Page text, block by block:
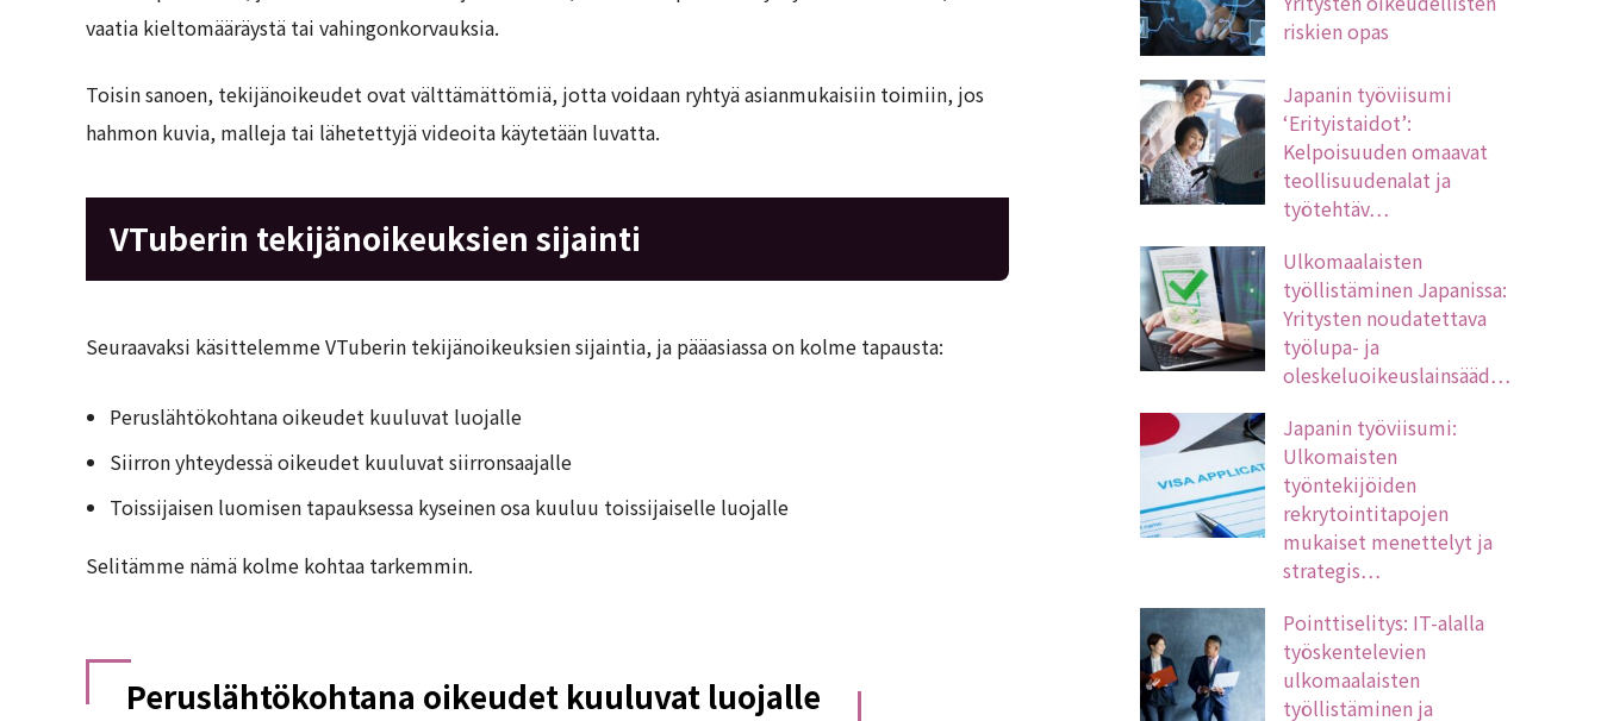
vaatia kieltomääräystä tai vahingonkorvauksia.
Toisin sanoen, tekijänoikeudet ovat välttämättömiä, jotta voidaan ryhtyä asianmukaisiin toimiin, jos
hahmon kuvia, malleja tai lähetettyjä videoita käytetään luvatta.
VTuberin tekijänoikeuksien sijainti
Seuraavaksi käsittelemme VTuberin tekijänoikeuksien sijaintia, ja pääasiassa on kolme tapausta:
Peruslähtökohtana oikeudet kuuluvat luojalle
Siirron yhteydessä oikeudet kuuluvat siirronsaajalle
Toissijaisen luomisen tapauksessa kyseinen osa kuuluu toissijaiselle luojalle
Selitämme nämä kolme kohtaa tarkemmin.
Peruslähtökohtana oikeudet kuuluvat luojalle
riskien opas
Japanin työviisumi
‘Erityistaidot’:
Kelpoisuuden omaavat
teollisuudenalat ja
työtehtäv…
Ulkomaalaisten
työllistäminen Japanissa:
Yritysten noudatettava
työlupa- ja
oleskeluoikeuslainsääd…
Japanin työviisumi:
Ulkomaisten
työntekijöiden
rekrytointitapojen
mukaiset menettelyt ja
strategis…
Pointtiselitys: IT-alalla
työskentelevien
ulkomaalaisten
työllistäminen ja